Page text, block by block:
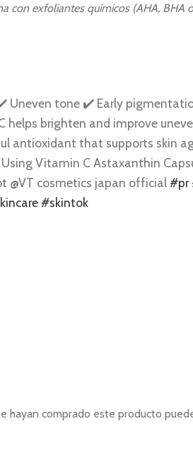
con exfoliantes químicos (AHA,
Uneven tone ✔️ Early
helps brighten and improve
antioxidant that supports skin
Vitamin C Astaxanthin
@VT cosmetics japan official #pr
#skintok
hayan comprado este producto